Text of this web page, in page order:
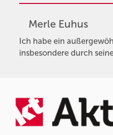
Merle Euhus
Ich habe ein
insbesondere durch